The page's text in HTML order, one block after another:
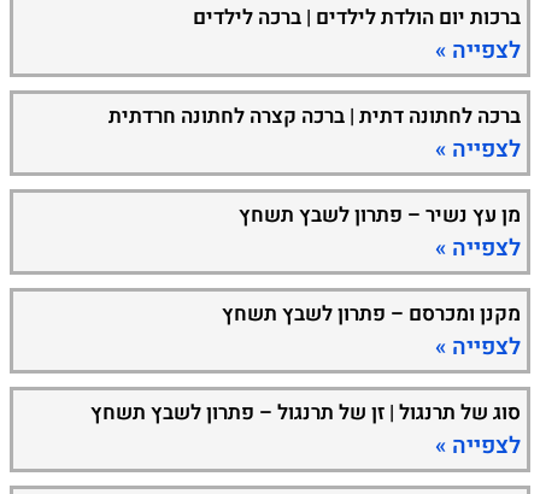
ברכות יום הולדת לילדים | ברכה לילדים
לצפייה »
ברכה לחתונה דתית | ברכה קצרה לחתונה חרדתית
לצפייה »
מן עץ נשיר – פתרון לשבץ תשחץ
לצפייה »
מקנן ומכרסם – פתרון לשבץ תשחץ
לצפייה »
סוג של תרנגול | זן של תרנגול – פתרון לשבץ תשחץ
לצפייה »